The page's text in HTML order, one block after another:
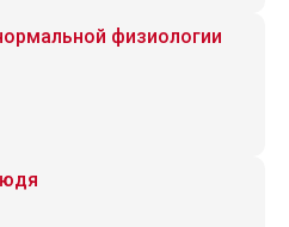
физиологии